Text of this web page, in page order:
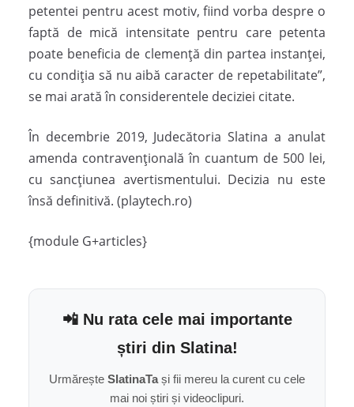
petentei pentru acest motiv, fiind vorba despre o
faptă de mică intensitate pentru care petenta
poate beneficia de clemenţă din partea instanţei,
cu condiţia să nu aibă caracter de repetabilitate”,
se mai arată în considerentele deciziei citate.
În decembrie 2019, Judecătoria Slatina a anulat
amenda contravenţională în cuantum de 500 lei,
cu sancţiunea avertismentului. Decizia nu este
însă definitivă. (playtech.ro)
{module G+articles}
📲 Nu rata cele mai importante
știri din Slatina!
Urmărește SlatinaTași fii mereu la curent cu cele
mai noi știri și videoclipuri.